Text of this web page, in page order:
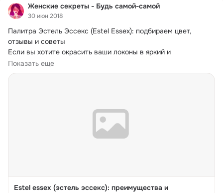
Женские секреты - Будь самой-самой
30 июн 2018
Палитра Эстель Эссекс (Estel Essex): подбираем цвет,
отзывы и советы
Если вы хотите окрасить ваши локоны в яркий и
насыщенный цвет, вам следует изучить палитру Эстель
Эссекс и ее особенности.
Показать еще
Estel essex (эстель эссекс): преимущества и